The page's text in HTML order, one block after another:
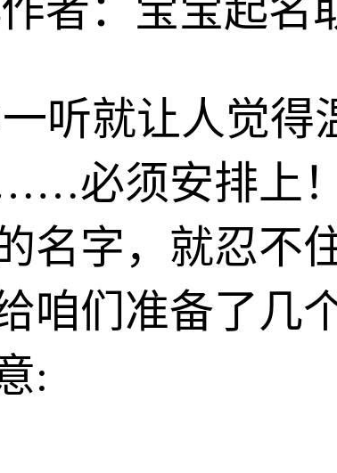
作者：宝宝起名
听就让人觉得
必须安排上
名字，就忍不
咱们准备了几
: